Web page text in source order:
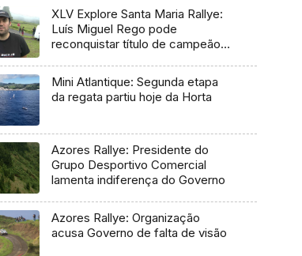
XLV Explore Santa Maria Rallye:
Luís Miguel Rego pode
reconquistar título de campeão
Mini Atlantique: Segunda etapa
da regata partiu hoje da Horta
Azores Rallye: Presidente do
Grupo Desportivo Comercial
lamenta indiferença do Governo
Azores Rallye: Organização
acusa Governo de falta de visão